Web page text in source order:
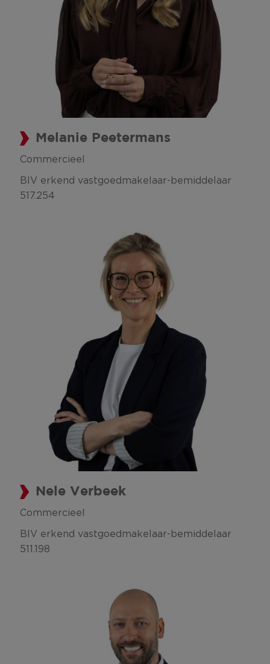
Melanie Peetermans
Commercieel
BIV erkend vastgoedmakelaar-bemiddelaar
517.254
Nele Verbeek
Commercieel
BIV erkend vastgoedmakelaar-bemiddelaar
511.198